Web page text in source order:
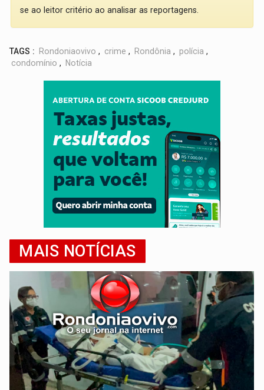
se ao leitor critério ao analisar as reportagens.
TAGS : Rondoniaovivo , crime , Rondônia , polícia ,
condomínio , Notícia
MAIS NOTÍCIAS